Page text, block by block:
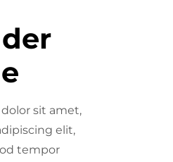
sit amet,
elit,
tempor